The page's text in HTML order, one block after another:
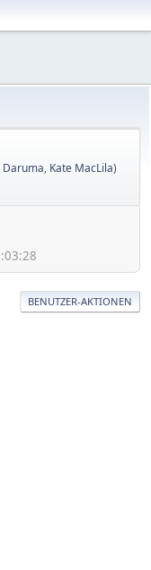
Daruma, Kate MacLila)
BENUTZER-AKTIONEN